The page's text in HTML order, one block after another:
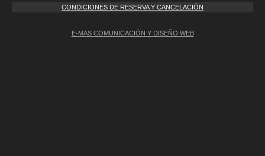
CONDICIONES DE RESERVA Y CANCELACIÓN
E-MAS COMUNICACIÓN Y DISEÑO WEB